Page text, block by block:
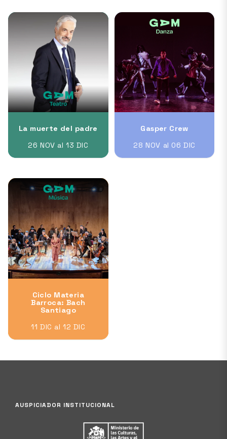
La muerte del padre
26 NOV al 13 DIC
Gasper Crew
28 NOV al 06 DIC
Ciclo Materia
Barroca: Bach
Santiago
11 DIC al 12 DIC
AUSPICIADOR INSTITUCIONAL